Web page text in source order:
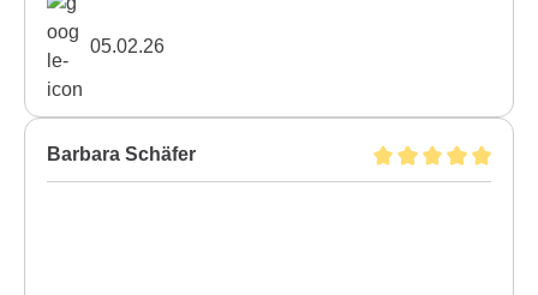
05.02.26
Barbara Schäfer